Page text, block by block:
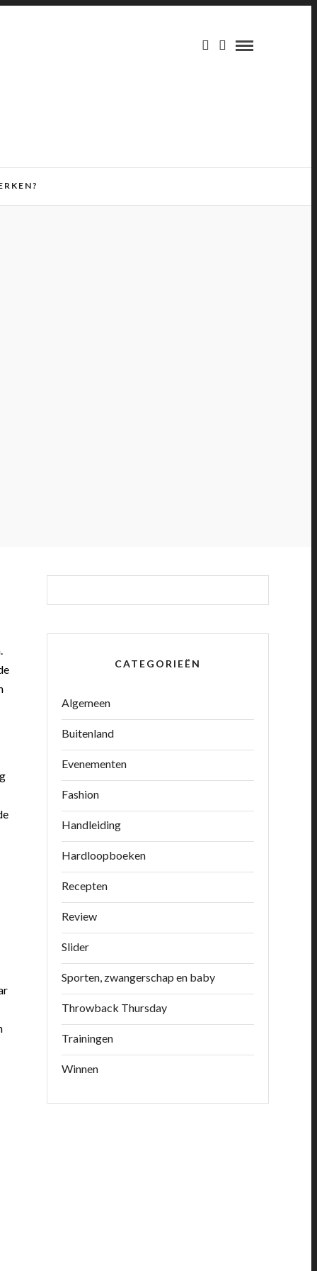
CATEGORIEËN
Algemeen
Buitenland
Evenementen
Fashion
Handleiding
Hardloopboeken
Recepten
Review
Slider
Sporten, zwangerschap en baby
Throwback Thursday
Trainingen
Winnen